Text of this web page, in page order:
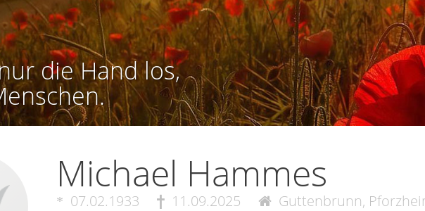
die Hand los,
Michael Hammes
07.02.1933 11.09.2025 Guttenbrunn,